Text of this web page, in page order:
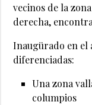
vecinos de la
derecha,
Inaugürado en el
diferenciadas:
Una zona
columpios